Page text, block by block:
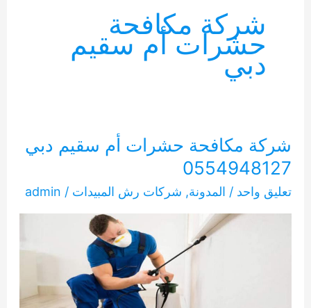
شركة مكافحة
حشرات أم سقيم
دبي
شركة مكافحة حشرات أم سقيم دبي
0554948127
تعليق واحد / المدونة, شركات رش المبيدات /
admin